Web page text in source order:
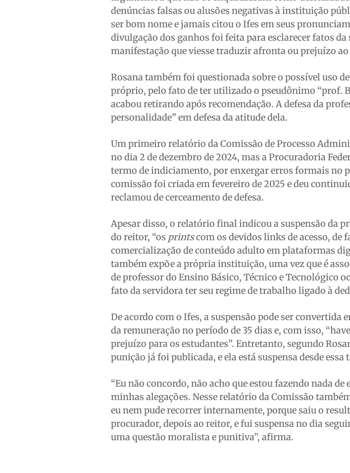
denúncias falsas ou alusões negativas à instituição
ser bom nome e jamais citou o Ifes em seus
divulgação dos ganhos foi feita para esclarecer fatos
manifestação que viesse traduzir afronta ou prejuízo ao
Rosana também foi questionada sobre o possível uso
próprio, pelo fato de ter utilizado o pseudônimo “prof.
acabou retirando após recomendação. A defesa da
personalidade” em defesa da atitude dela.
Um primeiro relatório da Comissão de Processo
no dia 2 de dezembro de 2024, mas a Procuradoria
termo de indiciamento, por enxergar erros formais no
comissão foi criada em fevereiro de 2025 e deu
reclamou de cerceamento de defesa.
Apesar disso, o relatório final indicou a suspensão da
do reitor, “os printscom os devidos links de acesso, de
comercialização de conteúdo adulto em plataformas
também expõe a própria instituição, uma vez que é
de professor do Ensino Básico, Técnico e Tecnológico
fato da servidora ter seu regime de trabalho ligado à
De acordo com o Ifes, a suspensão pode ser convertida
da remuneração no período de 35 dias e, com isso,
prejuízo para os estudantes”. Entretanto, segundo
punição já foi publicada, e ela está suspensa desde essa
“Eu não concordo, não acho que estou fazendo nada
minhas alegações. Nesse relatório da Comissão
eu nem pude recorrer internamente, porque saiu o
procurador, depois ao reitor, e fui suspensa no dia
uma questão moralista e punitiva”, afirma.